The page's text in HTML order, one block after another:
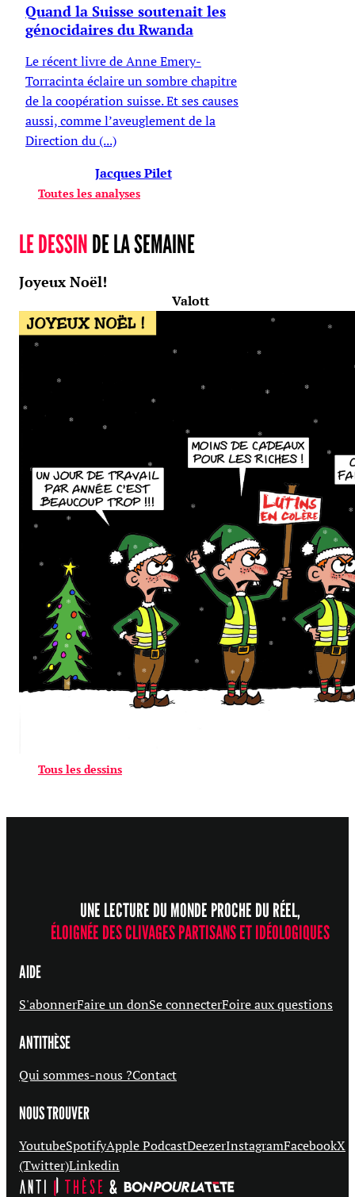
Quand la Suisse soutenait les
génocidaires du Rwanda
Le récent livre de Anne Emery-
Torracinta éclaire un sombre chapitre
de la coopération suisse. Et ses causes
aussi, comme l’aveuglement de la
Direction du (...)
Jacques Pilet
Toutes les analyses
LE DESSINDE LA SEMAINE
Joyeux Noël!
Valott
Tous les dessins
UNE LECTURE DU MONDE PROCHE DU RÉEL,
ÉLOIGNÉE DES CLIVAGES PARTISANS ET IDÉOLOGIQUES
AIDE
S'abonnerFaire un donSe connecterFoire aux questions
ANTITHÈSE
Qui sommes-nous ?Contact
NOUS TROUVER
YoutubeSpotifyApple PodcastDeezerInstagramFacebookX
(Twitter)Linkedin